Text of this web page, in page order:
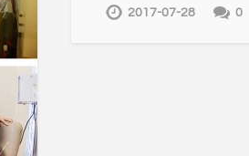
2017-07-28 0